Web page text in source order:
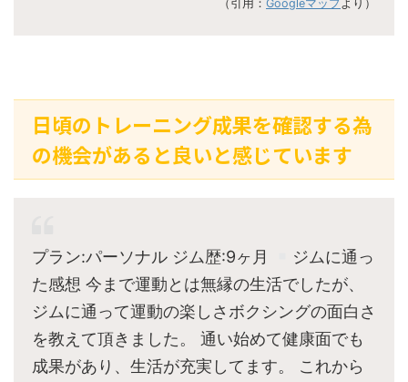
（引用： Googleマップより）
日頃のトレーニング成果を確認する為
の機会があると良いと感じています
プラン:パーソナル ジム歴:9ヶ月
ジムに通っ
た感想 今まで運動とは無縁の生活でしたが、
ジムに通って運動の楽しさボクシングの面白さ
を教えて頂きました。 通い始めて健康面でも
成果があり、生活が充実してます。 これから